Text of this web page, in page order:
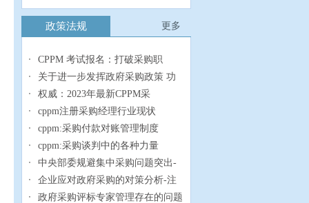
更多
政策法规
CPPM 考试报名：打破采购职
关于进一步发挥政府采购政策 功
权威：2023年最新CPPM采
cppm注册采购经理行业现状
cppm:采购付款对账管理制度
cppm:采购谈判中的各种力量
中央部委规避集中采购问题突出-
企业应对政府采购的对策分析-注
政府采购评标专家管理存在的问题